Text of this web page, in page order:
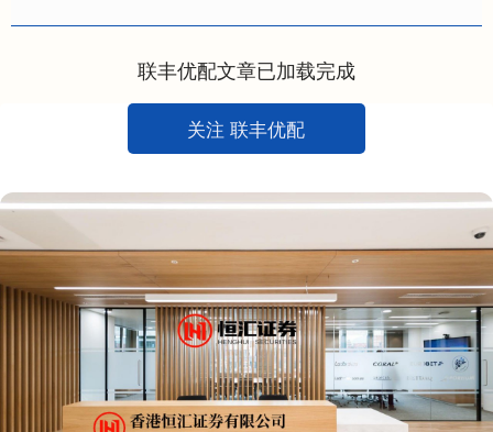
绒玩偶的拟人化设计，如会说话的
智....
联丰优配文章已加载完成
关注 联丰优配